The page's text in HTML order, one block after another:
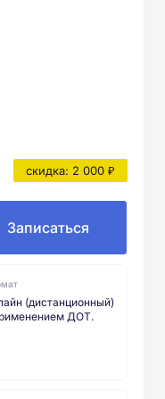
скидка: 2 000 ₽
Записаться
(дистанционный)
ДОТ.